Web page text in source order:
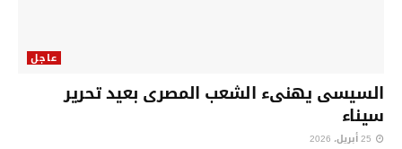
عاجل
السيسى يهنىء الشعب المصرى بعيد تحرير
سيناء